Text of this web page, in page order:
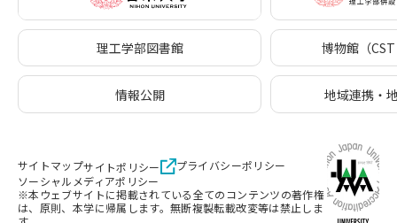
理工学部図書館 博物館（
情報公開 地域連携・
サイトマップサイトポリシー
プライバシーポリシー
ソーシャルメディアポリシー
※本ウェブサイトに掲載されている全てのコンテンツの著作権
は、原則、本学に帰属します。無断複製転載改変等は禁止しま